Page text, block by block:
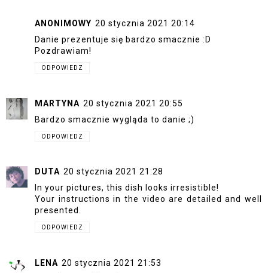
ANONIMOWY 20 stycznia 2021 20:14
Danie prezentuje się bardzo smacznie :D
Pozdrawiam!
ODPOWIEDZ
MARTYNA 20 stycznia 2021 20:55
Bardzo smacznie wygląda to danie ;)
ODPOWIEDZ
DUTA 20 stycznia 2021 21:28
In your pictures, this dish looks irresistible!
Your instructions in the video are detailed and well
presented.
ODPOWIEDZ
LENA 20 stycznia 2021 21:53